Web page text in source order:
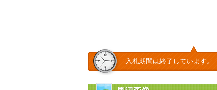
入札期間は終了しています。